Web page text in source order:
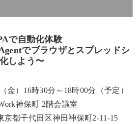
で自動化体験
でブラウザとスプレッドシ
しよう〜
金）16時30分～18時00分（予定）
神保町 2階会議室
京都千代田区神田神保町2-11-15